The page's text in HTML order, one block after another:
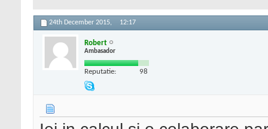
24th December 2015, 12:17
Robert
Ambasador
Reputatie: 98